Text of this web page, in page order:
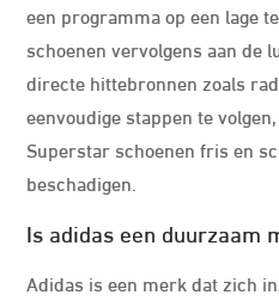
een programma op een lage
schoenen vervolgens aan de
directe hittebronnen zoals
eenvoudige stappen te
Superstar schoenen fris en
beschadigen.
Is adidas een duurzaam
Adidas is een merk dat zich